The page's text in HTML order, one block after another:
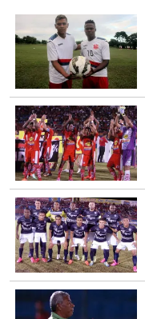
27
seconds